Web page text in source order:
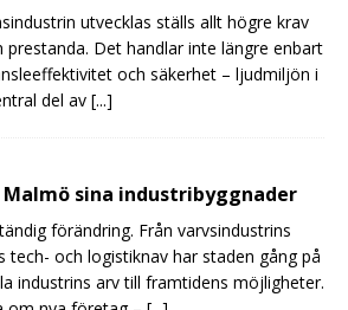
utvecklas ställs allt högre krav
Det handlar inte längre enbart
och säkerhet – ljudmiljön i
del av [...]
Malmö sina industribyggnader
förändring. Från varvsindustrins
tech- och logistiknav har staden gång på
industrins arv till framtidens möjligheter.